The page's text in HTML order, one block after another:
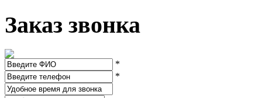
Заказ звонка
*
*